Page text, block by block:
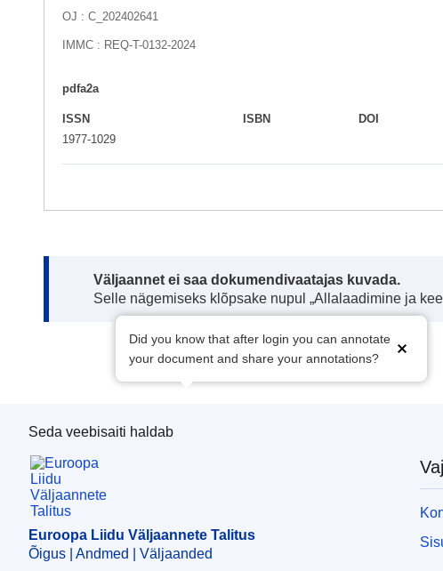
OJ : C_202402641
IMMC : REQ-T-0132-2024
pdfa2a
ISSN
1977-1029
ISBN DOI
Note:
Väljaannet ei saa dokumendivaatajas kuvada.
Selle nägemiseks klõpsake nupul „Allalaadimine ja
Did you know that after login you can annotate
your document and share your annotations?
Euroopa Liidu Väljaannete Talitus
Seda veebisaiti haldab
Euroopa Liidu Väljaannete Talitus
Õigus | Andmed | Väljaanded